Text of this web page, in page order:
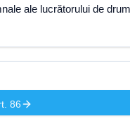
ale lucrătorului de
86